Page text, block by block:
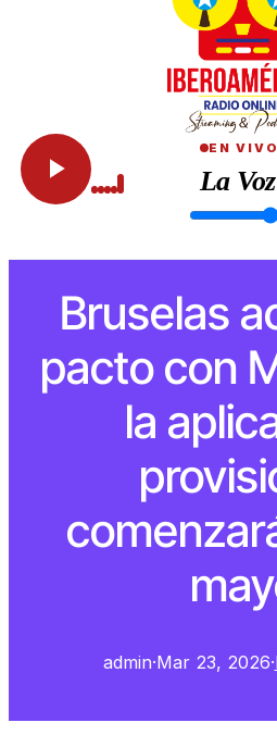
EN VIVO
La
Bruselas
pacto con
la
admin·Mar 23, 2026·